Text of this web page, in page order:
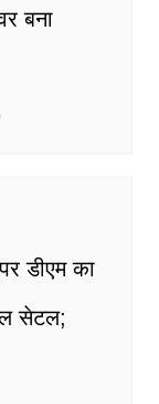
बना
डीएम का
सेटल;